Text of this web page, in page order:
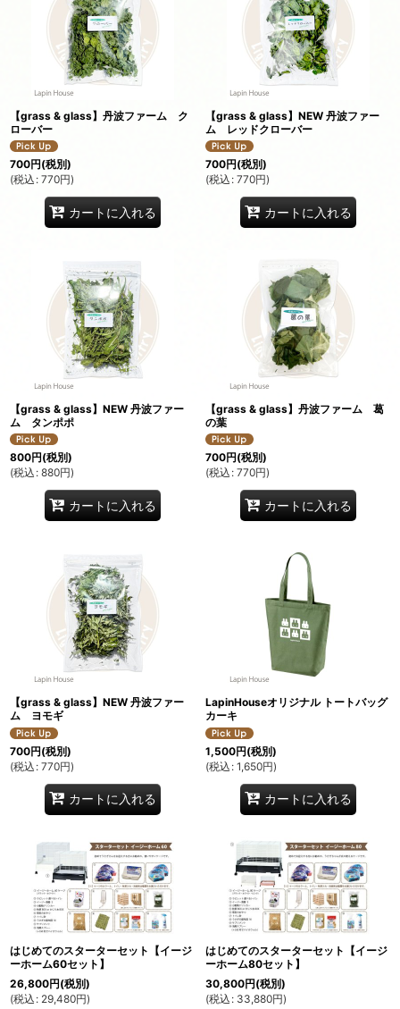
【grass & glass】丹波ファーム ク
ローバー
700円(税別)
(税込 : 770円)
カートに入れる
【grass & glass】NEW 丹波ファー
ム レッドクローバー
700円(税別)
(税込 : 770円)
カートに入れる
【grass & glass】NEW 丹波ファー
ム タンポポ
800円(税別)
(税込 : 880円)
カートに入れる
【grass & glass】丹波ファーム 葛
の葉
700円(税別)
(税込 : 770円)
カートに入れる
【grass & glass】NEW 丹波ファー
ム ヨモギ
700円(税別)
(税込 : 770円)
カートに入れる
LapinHouseオリジナル トートバッグ
カーキ
1,500円(税別)
(税込 : 1,650円)
カートに入れる
はじめてのスターターセット【イージ
ーホーム60セット】
26,800円(税別)
(税込 : 29,480円)
はじめてのスターターセット【イージ
ーホーム80セット】
30,800円(税別)
(税込 : 33,880円)